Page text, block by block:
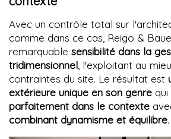
Avec un contrôle total sur
comme dans ce cas, Reigo &
remarquable sensibilité dans la
tridimensionnel , l'exploitant au
contraintes du site. Le résultat est
extérieure unique en son genre qui
parfaitement dans le contexte
combinant dynamisme et équilibre.